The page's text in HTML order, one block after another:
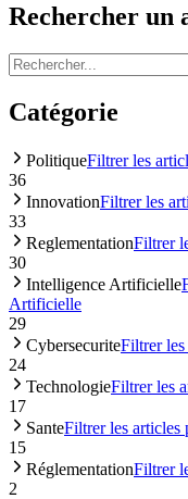
Rechercher un
Catégorie
PolitiqueFiltrer les
36
InnovationFiltrer les
33
ReglementationFiltrer
30
Intelligence Artificielle
Artificielle
29
CybersecuriteFiltrer les
24
TechnologieFiltrer les
17
SanteFiltrer les articles
15
RéglementationFiltrer
2